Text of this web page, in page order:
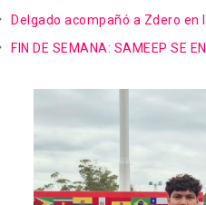
Delgado acompañó a Zdero
FIN DE SEMANA: SAMEEP SE